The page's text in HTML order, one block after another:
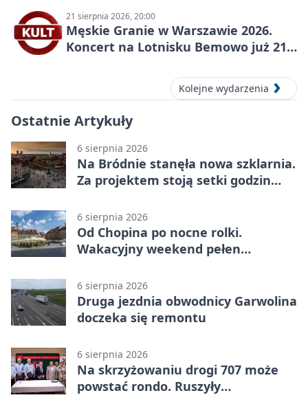
21 sierpnia 2026, 20:00
Męskie Granie w Warszawie 2026.
Koncert na Lotnisku Bemowo już 21
Kolejne wydarzenia
Ostatnie Artykuły
6 sierpnia 2026
Na Bródnie stanęła nowa szklarnia.
Za projektem stoją setki godzin
6 sierpnia 2026
Od Chopina po nocne rolki.
Wakacyjny weekend pełen
6 sierpnia 2026
Druga jezdnia obwodnicy Garwolina
doczeka się remontu
6 sierpnia 2026
Na skrzyżowaniu drogi 707 może
powstać rondo. Ruszyły